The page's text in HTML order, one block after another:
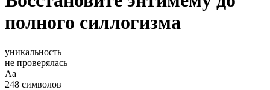
полного силлогизма
уникальность
не проверялась
Аа
248 символов